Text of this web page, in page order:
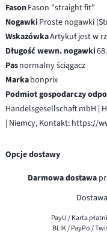
FasonFason "straight fit"
Nogawki Proste nogawki
WskazówkaArtykuł jest w
Długość wewn. nogawki
Pasnormalny ściągacz
Markabonprix
Podmiot gospodarczy
Handelsgesellschaft mbH |
| Niemcy, Kontakt: https://
Opcje dostawy
Darmowa dostawa
PayU / Karta
BLIK / PayPo /